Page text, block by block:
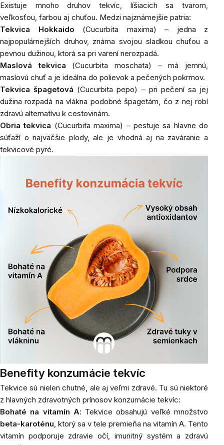
Existuje mnoho druhov tekvíc, líšiacich sa tvarom,
veľkosťou, farbou aj chuťou. Medzi najznámejšie patria:
Tekvica Hokkaido (Cucurbita maxima) – jedna z
najpopulárnejších druhov, známa svojou sladkou chuťou a
pevnou dužinou, ktorá sa pri varení nerozpadá.
Maslová tekvica (Cucurbita moschata) – má jemnú,
maslovú chuť a je ideálna do polievok a pečených pokrmov.
Tekvica špagetová (Cucurbita pepo) – pri pečení sa jej
dužina rozpadá na vlákna podobné špagetám, čo z nej robí
zdravú alternatívu k cestovinám.
Obria tekvica (Cucurbita maxima) – pestuje sa hlavne do
súťaží o najväčšie plody, ale je vhodná aj na zaváranie a
tekvicové pyré.
Benefity konzumácie tekvíc
Tekvice sú nielen chutné, ale aj veľmi zdravé. Tu sú niektoré
z hlavných zdravotných prínosov konzumácie tekvíc:
Bohaté na vitamín A: Tekvice obsahujú veľké množstvo
beta-karoténu, ktorý sa v tele premieňa na vitamín A. Tento
vitamín podporuje zdravie očí, imunitný systém a zdravú